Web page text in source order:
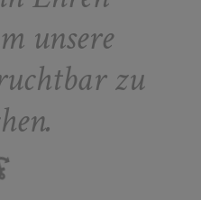
unsere
zu